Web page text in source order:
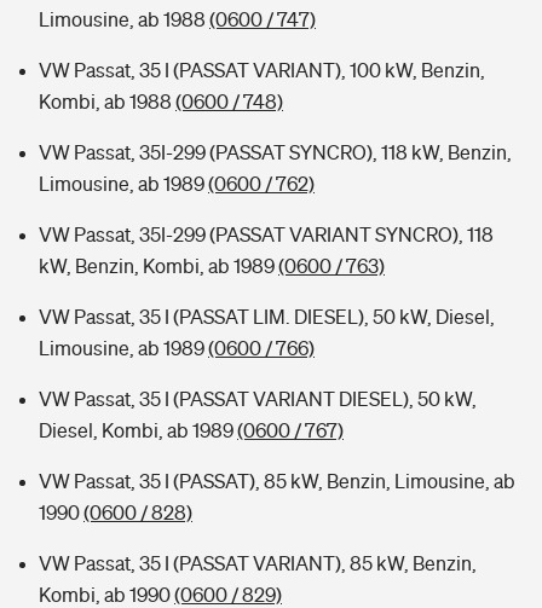
Limousine, ab 1988 (0600 / 747)
VW Passat, 35 I (PASSAT VARIANT), 100 kW, Benzin,
Kombi, ab 1988 (0600 / 748)
VW Passat, 35I-299 (PASSAT SYNCRO), 118 kW, Benzin,
Limousine, ab 1989(0600 / 762)
VW Passat, 35I-299 (PASSAT VARIANT SYNCRO), 118
kW, Benzin, Kombi, ab 1989(0600 / 763)
VW Passat, 35 I (PASSAT LIM. DIESEL), 50 kW, Diesel,
Limousine, ab 1989(0600 / 766)
VW Passat, 35 I (PASSAT VARIANT DIESEL), 50 kW,
Diesel, Kombi, ab 1989(0600 / 767)
VW Passat, 35 I (PASSAT), 85 kW, Benzin, Limousine, ab
1990(0600 / 828)
VW Passat, 35 I (PASSAT VARIANT), 85 kW, Benzin,
Kombi, ab 1990(0600 / 829)